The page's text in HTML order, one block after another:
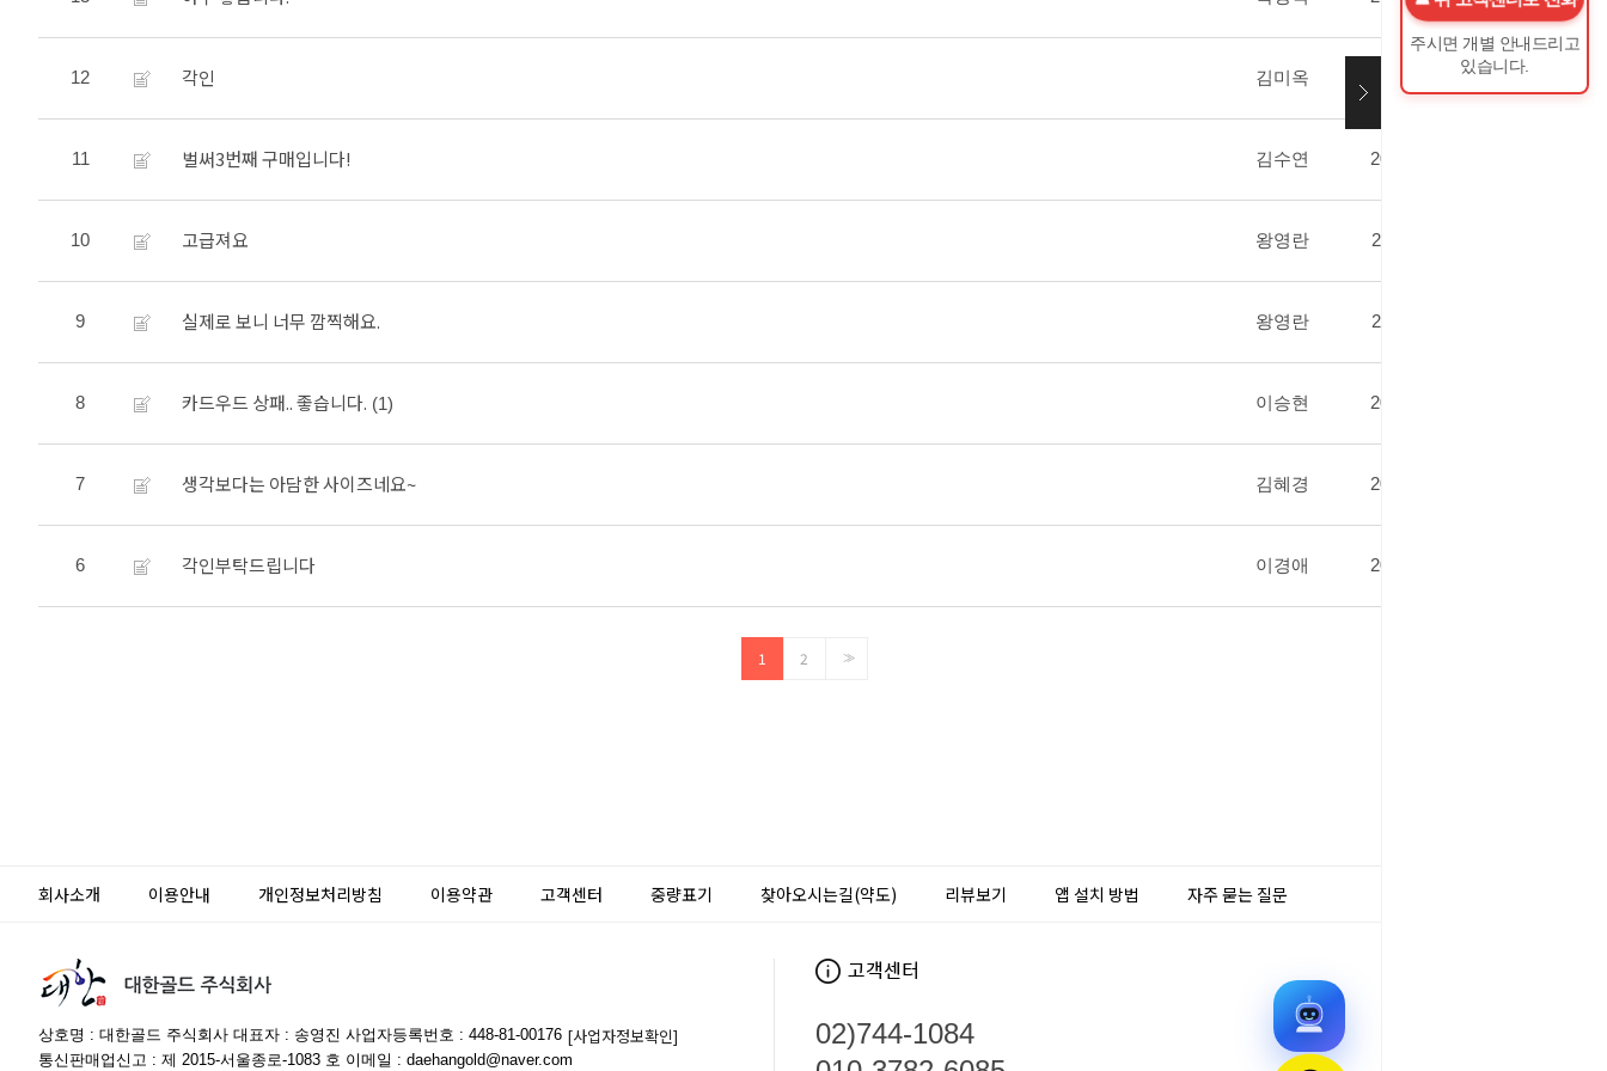
주시면 개별 안내드리고
있습니다.
12 각인 김미옥 439
11 벌써3번째 구매입니다! 김수연 2020.02.19
10 고급져요 왕영란 2019.11.26
9 실제로 보니 너무 깜찍해요. 왕영란 2019.11.26
8 카드우드 상패.. 좋습니다. (1) 이승현 2019.08.09
7 생각보다는 아담한 사이즈네요~ 김혜경 2019.01.28
6 각인부탁드립니다 이경애 2018.12.17
1 2 >>
회사소개 이용안내 개인정보처리방침 이용약관 고객센터 중량표기 찾아오시는길(약도) 리뷰보기 앱 설치 방법 자주 묻는 질문
상호명 : 대한골드 주식회사 대표자 : 송영진 사업자등록번호 : 448-81-00176 [사업자정보확인]
통신판매업신고 : 제 2015-서울종로-1083 호 이메일 : daehangold@naver.com
02)744-1084